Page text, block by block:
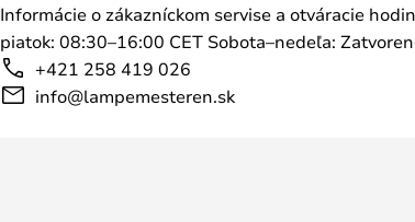
Informácie o zákazníckom servise a otváracie
piatok: 08:30–16:00 CET Sobota–nedeľa:
+421 258 419 026
info@lampemesteren.sk